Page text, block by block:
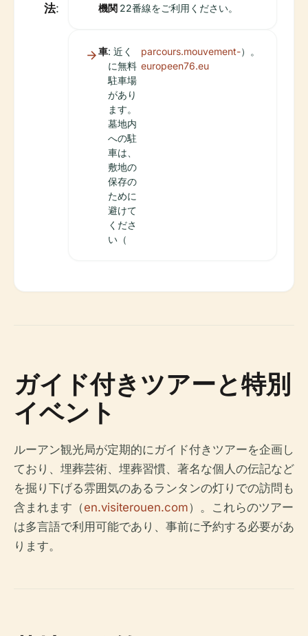
法:
機関 22番線をご利用ください。
車: 近く
に無料
駐車場
があり
ます。
墓地内
への駐
車は、
敷地の
保存の
ために
避けて
くださ
い（
parcours.mouvement-
europeen76.eu
）。
ガイド付きツアーと特別
イベント
ルーアン観光局が定期的にガイド付きツアーを企画し
ており、埋葬芸術、埋葬習慣、著名な個人の伝記など
を掘り下げる雰囲気のあるランタンの灯りでの訪問も
含まれます（en.visiterouen.com）。これらのツアー
は多言語で利用可能であり、事前に予約する必要があ
ります。